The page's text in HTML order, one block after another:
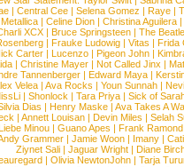
|Central Cee |Selena Gomez |Raye |
Metallica | Celine Dion | Christina Aguilera |
XCX |Bruce Springsteen |The
| Frauke Ludowig | Vitas | Frida
Carter | Lucenzo | Pigeon John |
|Christine Mayer |Not Called Jinx |
Tannenberger | Edward Maya |
Velea | Ava Rocks | Youn Sunnah |
| Shonlock | Tara Priya | Sick of
Dias |Henry Maske |Ava Takes A
|Annett Louisan |Devin Miles |Selah
Minou |Guano Apes |Frank Ramond
Grammer |Jamie Woon | Imany |
Ziynet Sali |Jaguar Wright |Diane
|Olivia NewtonJohn |Tarja